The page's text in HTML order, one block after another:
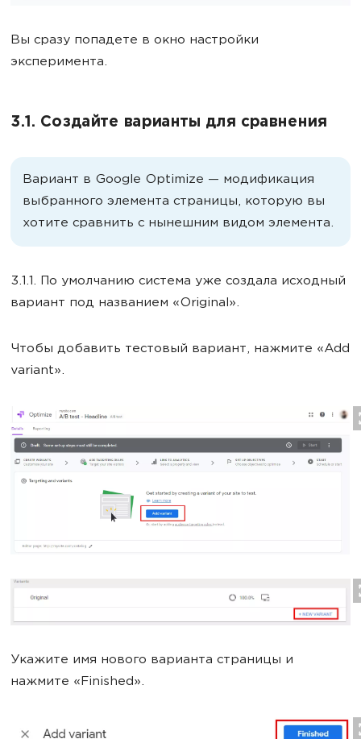
Вы сразу попадете в окно настройки
эксперимента.
3.1. Создайте варианты для сравнения
Вариант в Google Optimize — модификация
выбранного элемента страницы, которую вы
хотите сравнить с нынешним видом элемента.
3.1.1. По умолчанию система уже создала исходный
вариант под названием «Original».
Чтобы добавить тестовый вариант, нажмите «Add
variant».
Укажите имя нового варианта страницы и
нажмите «Finished».